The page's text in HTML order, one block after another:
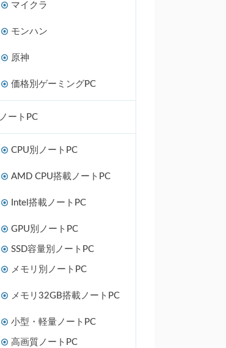
マイクラ
モンハン
原神
価格別ゲーミングPC
ノートPC
CPU別ノートPC
AMD CPU搭載ノートPC
Intel搭載ノートPC
GPU別ノートPC
SSD容量別ノートPC
メモリ別ノートPC
メモリ32GB搭載ノートPC
小型・軽量ノートPC
高画質ノートPC